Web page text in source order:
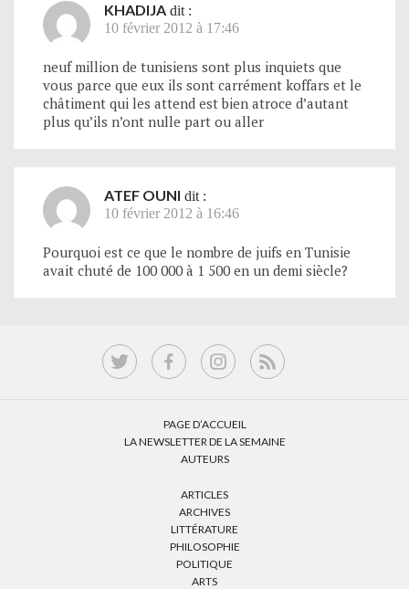
KHADIJA dit :
10 février 2012 à 17:46
neuf million de tunisiens sont plus inquiets que
vous parce que eux ils sont carrément koffars et le
châtiment qui les attend est bien atroce d’autant
plus qu’ils n’ont nulle part ou aller
ATEF OUNI dit :
10 février 2012 à 16:46
Pourquoi est ce que le nombre de juifs en Tunisie
avait chuté de 100 000 à 1 500 en un demi siècle?
PAGE D’ACCUEIL
LA NEWSLETTER DE LA SEMAINE
AUTEURS
ARTICLES
ARCHIVES
LITTÉRATURE
PHILOSOPHIE
POLITIQUE
ARTS